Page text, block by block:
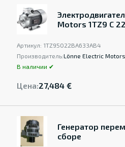
Motors 1TZ9 C
Артикул: 1TZ95022BA633AB4
Производитель:Lönne Electric Motors
В наличии ✔
Цена:27,484 €
Генератор
сборе